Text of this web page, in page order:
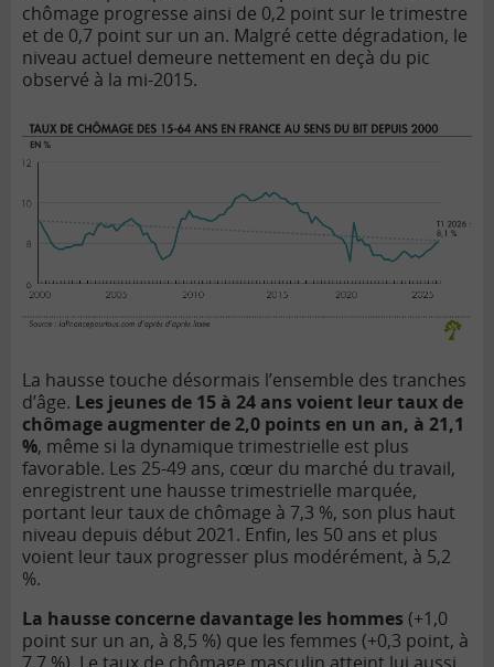
chômage progresse ainsi de 0,2 point sur le trimestre
et de 0,7 point sur un an. Malgré cette dégradation, le
niveau actuel demeure nettement en deçà du pic
observé à la mi-2015.
La hausse touche désormais l’ensemble des tranches
d’âge. Les jeunes de 15 à 24 ans voient leur taux de
chômage augmenter de 2,0 points en un an, à 21,1
%, même si la dynamique trimestrielle est plus
favorable. Les 25-49 ans, cœur du marché du travail,
enregistrent une hausse trimestrielle marquée,
portant leur taux de chômage à 7,3 %, son plus haut
niveau depuis début 2021. Enfin, les 50 ans et plus
voient leur taux progresser plus modérément, à 5,2
%.
La hausse concerne davantage les hommes (+1,0
point sur un an, à 8,5 %) que les femmes (+0,3 point, à